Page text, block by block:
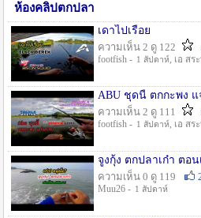
ห้องคลิปตกปลา
เดาไปเรื่อย
ความเห็น 2 ดู 122
footfish - 1 สัปดาห์, เอ สร
ABU ชุดนี้ ตกกะพง แ
ความเห็น 2 ดู 111
footfish - 1 สัปดาห์, เอ สร
จูงกุ้ง ตกปลาเก๋า ตอ
ความเห็น 0 ดู 119
Muu26 - 1 สัปดาห์